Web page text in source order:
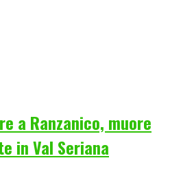
a Ranzanico, muore
in Val Seriana